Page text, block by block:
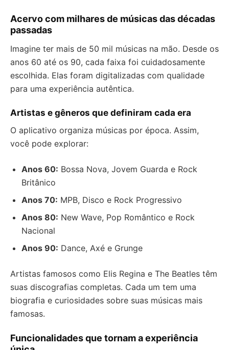
Acervo com milhares de músicas das décadas
passadas
Imagine ter mais de 50 mil músicas na mão. Desde os
anos 60 até os 90, cada faixa foi cuidadosamente
escolhida. Elas foram digitalizadas com qualidade
para uma experiência autêntica.
Artistas e gêneros que definiram cada era
O aplicativo organiza músicas por época. Assim,
você pode explorar:
Anos 60: Bossa Nova, Jovem Guarda e Rock
Britânico
Anos 70: MPB, Disco e Rock Progressivo
Anos 80: New Wave, Pop Romântico e Rock
Nacional
Anos 90: Dance, Axé e Grunge
Artistas famosos como Elis Regina e The Beatles têm
suas discografias completas. Cada um tem uma
biografia e curiosidades sobre suas músicas mais
famosas.
Funcionalidades que tornam a experiência